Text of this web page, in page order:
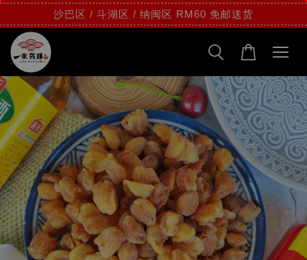
沙巴区 / 斗湖区 / 纳闽区 RM60 免邮送货